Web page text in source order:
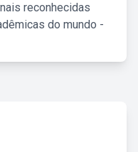
reconhecidas
do mundo -